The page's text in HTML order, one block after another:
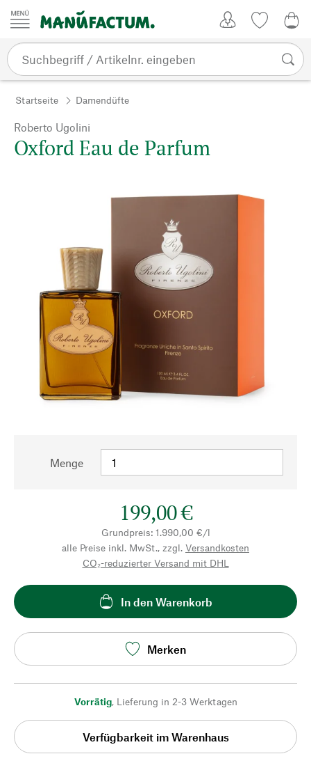
Zum Inhalt springen
Startseite Damendüfte
Roberto Ugolini
Oxford Eau de Parfum
Menge
199,00 €
Grundpreis: 1.990,00 €/l
alle Preise inkl. MwSt., zzgl. Versandkosten
CO₂-reduzierter Versand mit DHL
In den Warenkorb
Merken
Vorrätig, Lieferung in 2-3 Werktagen
Verfügbarkeit im Warenhaus